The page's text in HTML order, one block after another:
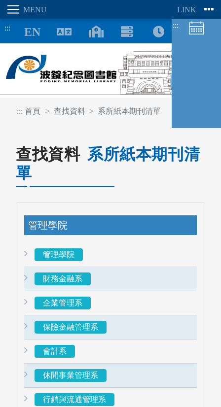
::: :::
::: 首頁 查找資料 系所紙本期刊清單
查找資料 系所紙本期刊清
單
管理學院
管理學院
財務金融系
企業管理系
保險金融管理系
會計系
休閒事業管理系
行銷與流通管理系